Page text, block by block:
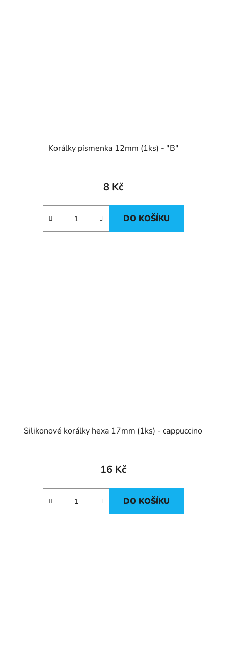
Korálky písmenka 12mm (1ks) - "B"
8 Kč
DO KOŠÍKU
Silikonové korálky hexa 17mm (1ks) - cappuccino
16 Kč
DO KOŠÍKU